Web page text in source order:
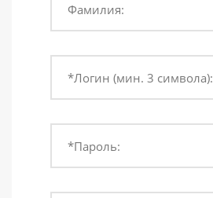
Фамилия:
*Логин (мин. 3 символа):
*Пароль: